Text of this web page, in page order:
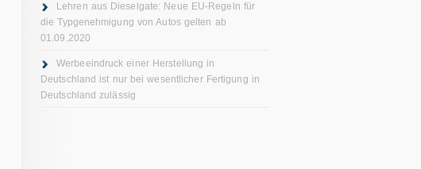
Lehren aus Dieselgate: Neue EU-Regeln für
die Typgenehmigung von Autos gelten ab
01.09.2020
Werbeeindruck einer Herstellung in
Deutschland ist nur bei wesentlicher Fertigung in
Deutschland zulässig